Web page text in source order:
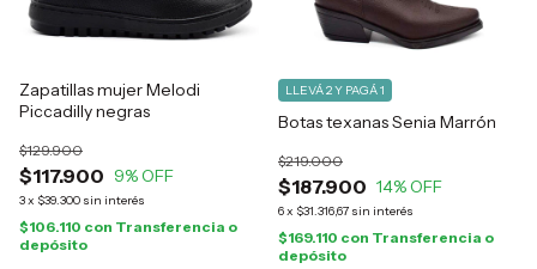
Zapatillas mujer Melodi
Piccadilly negras
$117.900
$129.900
9% OFF
3x $39.300 sin interés
$106.110 con Transferencia o
depósito
Botas texanas Senia Marrón
$187.900
$219.000
14% OFF
6x $31.316,67 sin interés
LLEVÁ 2 Y PAGÁ 1
$169.110 con Transferencia o
depósito